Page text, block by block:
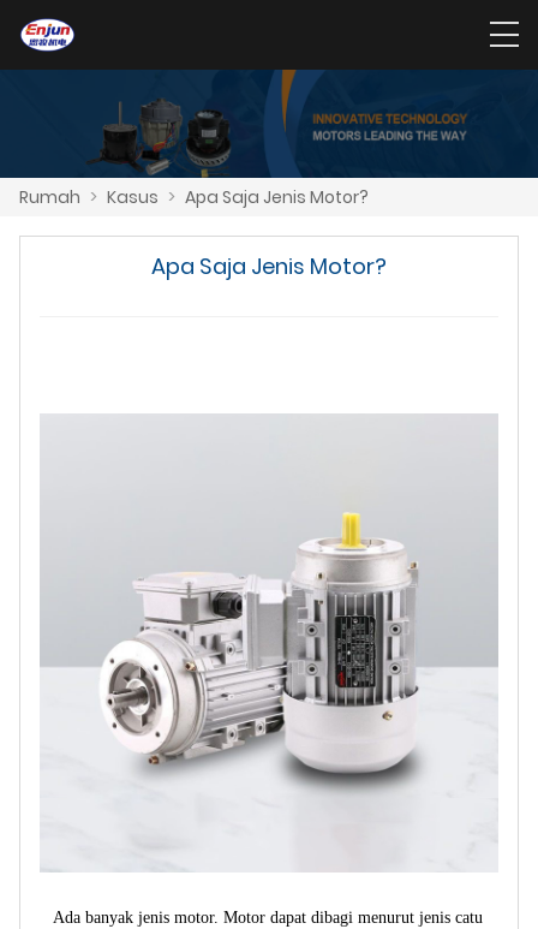
Rumah > Kasus > Apa Saja Jenis Motor?
Apa Saja Jenis Motor?
Ada banyak jenis motor. Motor dapat dibagi menurut jenis catu